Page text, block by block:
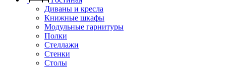
Диваны и кресла
Книжные шкафы
Модульные гарнитуры
Полки
Стеллажи
Стенки
Столы